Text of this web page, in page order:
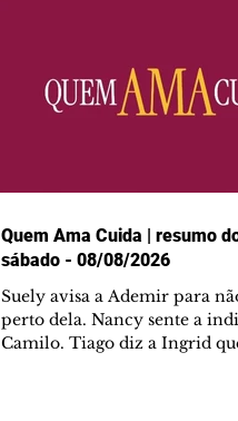
Quem Ama Cuida | resumo
sábado - 08/08/2026
Suely avisa a Ademir para
perto dela. Nancy sente a
Camilo. Tiago diz a Ingrid